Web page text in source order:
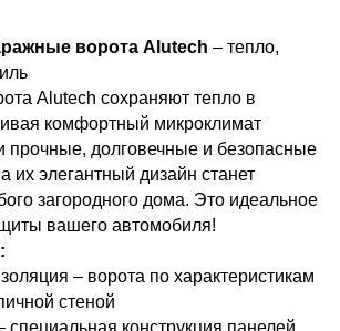
ворота Alutech – тепло,
Alutech сохраняют тепло в
комфортный микроклимат
прочные, долговечные и безопасные
их элегантный дизайн станет
загородного дома. Это идеальное
вашего автомобиля!
– ворота по характеристикам
стеной
специальная конструкция панелей